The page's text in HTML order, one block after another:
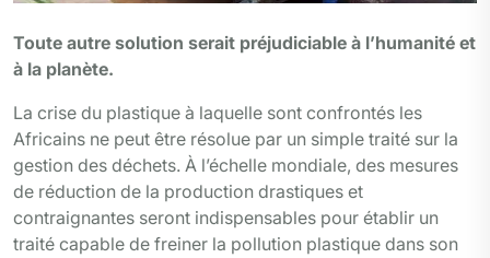
Toute autre solution serait préjudiciable à l’humanité et
à la planète.
La crise du plastique à laquelle sont confrontés les
Africains ne peut être résolue par un simple traité sur la
gestion des déchets. À l’échelle mondiale, des mesures
de réduction de la production drastiques et
contraignantes seront indispensables pour établir un
traité capable de freiner la pollution plastique dans son